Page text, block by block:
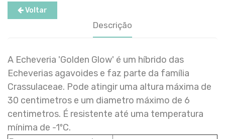
Voltar
Descrição
A Echeveria 'Golden Glow' é um híbrido das
Echeverias agavoides e faz parte da família
Crassulaceae. Pode atingir uma altura máxima de
30 centimetros e um diametro máximo de 6
centimetros. É resistente até uma temperatura
mínima de -1ºC.